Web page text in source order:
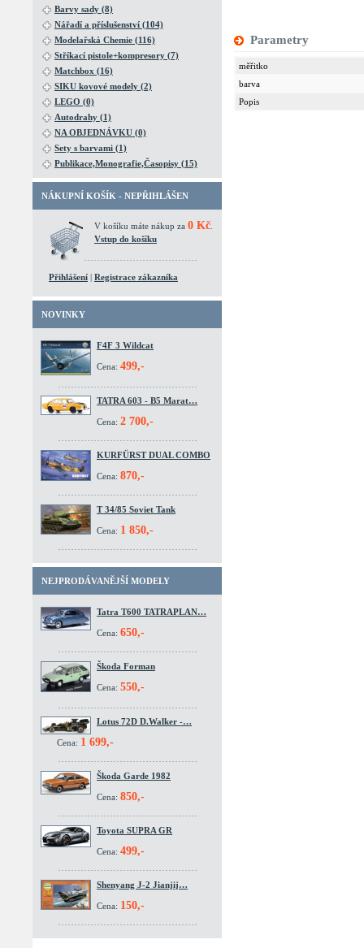
Barvy sady (8)
Nářadí a příslušenství (104)
Modelařská Chemie (116)
Stříkací pistole+kompresory (7)
Matchbox (16)
SIKU kovové modely (2)
LEGO (0)
Autodrahy (1)
NA OBJEDNÁVKU (0)
Sety s barvami (1)
Publikace,Monografie,Časopisy (15)
NÁKUPNÍ KOŠÍK - NEPŘIHLÁŠEN
V košíku máte nákup za 0 Kč
Vstup do košíku
Přihlášení | Registrace zákazníka
NOVINKY
F4F 3 Wildcat
Cena: 499,-
TATRA 603 - B5 Marat…
Cena: 2 700,-
KURFÜRST DUAL COMBO
Cena: 870,-
T 34/85 Soviet Tank
Cena: 1 850,-
NEJPRODÁVANĚJŠÍ MODELY
Tatra T600 TATRAPLAN…
Cena: 650,-
Škoda Forman
Cena: 550,-
Lotus 72D D.Walker -…
Cena: 1 699,-
Škoda Garde 1982
Cena: 850,-
Toyota SUPRA GR
Cena: 499,-
Shenyang J-2 Jianjij…
Cena: 150,-
Parametry
měřitko
barva
Popis